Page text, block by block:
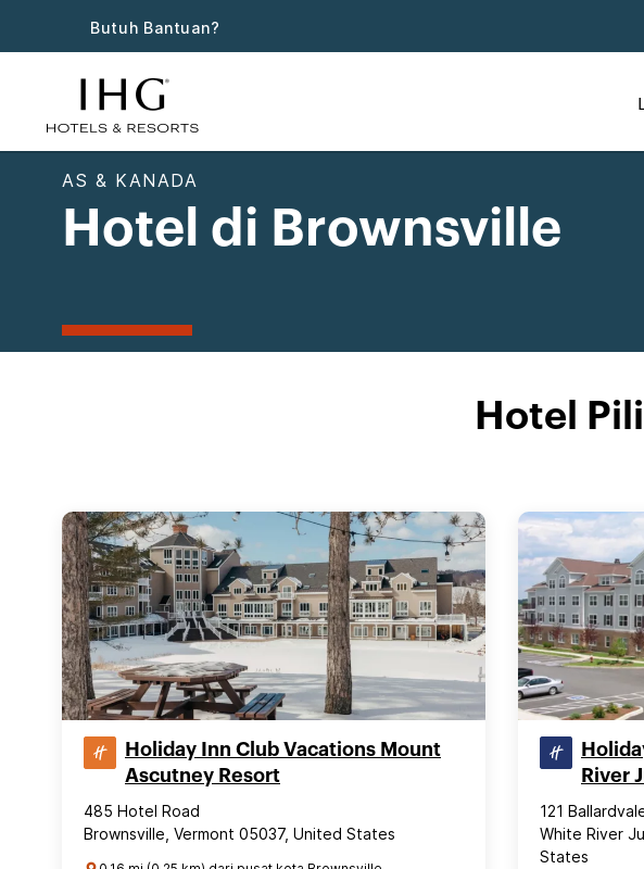
Butuh Bantuan?
AS & KANADA
Hotel di Brownsville
Hotel
Holiday Inn Club Vacations Mount
Ascutney Resort
485 Hotel Road
Brownsville, Vermont 05037, United States
River
121
White River
States